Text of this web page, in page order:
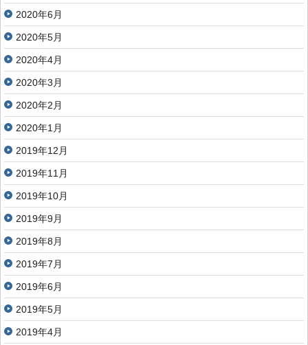
2020年6月
2020年5月
2020年4月
2020年3月
2020年2月
2020年1月
2019年12月
2019年11月
2019年10月
2019年9月
2019年8月
2019年7月
2019年6月
2019年5月
2019年4月